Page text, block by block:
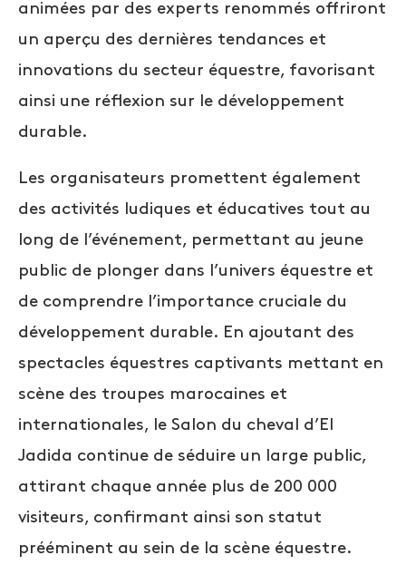
animées par des experts renommés offriront
un aperçu des dernières tendances et
innovations du secteur équestre, favorisant
ainsi une réflexion sur le développement
durable.
Les organisateurs promettent également
des activités ludiques et éducatives tout au
long de l’événement, permettant au jeune
public de plonger dans l’univers équestre et
de comprendre l’importance cruciale du
développement durable. En ajoutant des
spectacles équestres captivants mettant en
scène des troupes marocaines et
internationales, le Salon du cheval d’El
Jadida continue de séduire un large public,
attirant chaque année plus de 200 000
visiteurs, confirmant ainsi son statut
prééminent au sein de la scène équestre.